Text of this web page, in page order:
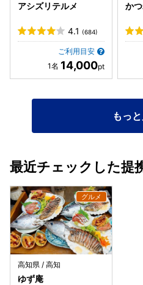
アシズリテルメ
4.1 (684)
ご利用目安
14,000
か
もっ
最近チェックした提
高知県 / 高知
ゆず庵